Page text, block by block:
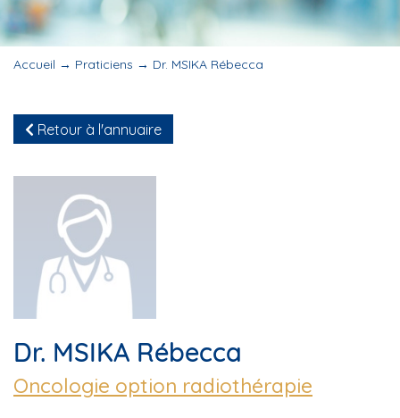
Accueil → Praticiens → Dr. MSIKA Rébecca
Retour à l'annuaire
Dr. MSIKA Rébecca
Oncologie option radiothérapie